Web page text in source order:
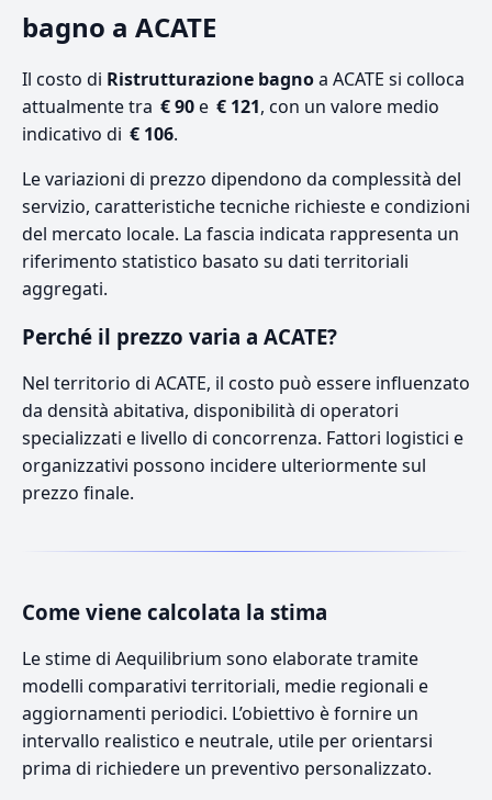
bagno a ACATE
Il costo di Ristrutturazione bagnoa ACATE si colloca
attualmente tra € 90e € 121, con un valore medio
indicativo di € 106.
Le variazioni di prezzo dipendono da complessità del
servizio, caratteristiche tecniche richieste e condizioni
del mercato locale. La fascia indicata rappresenta un
riferimento statistico basato su dati territoriali
aggregati.
Perché il prezzo varia a ACATE?
Nel territorio di ACATE, il costo può essere influenzato
da densità abitativa, disponibilità di operatori
specializzati e livello di concorrenza. Fattori logistici e
organizzativi possono incidere ulteriormente sul
prezzo finale.
Come viene calcolata la stima
Le stime di Aequilibrium sono elaborate tramite
modelli comparativi territoriali, medie regionali e
aggiornamenti periodici. L’obiettivo è fornire un
intervallo realistico e neutrale, utile per orientarsi
prima di richiedere un preventivo personalizzato.